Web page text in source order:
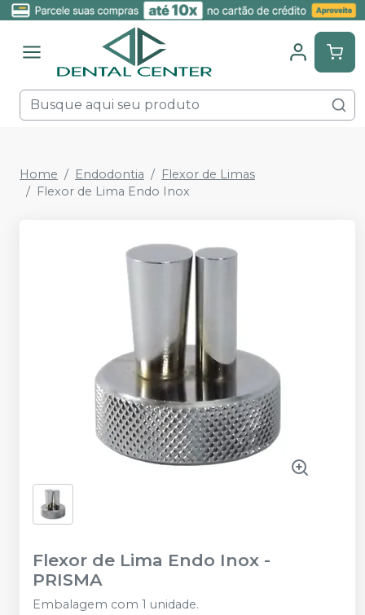
Home Endodontia
Flexor de Limas
Flexor de Lima Endo Inox
Flexor de Lima Endo Inox -
PRISMA
Embalagem com 1 unidade.